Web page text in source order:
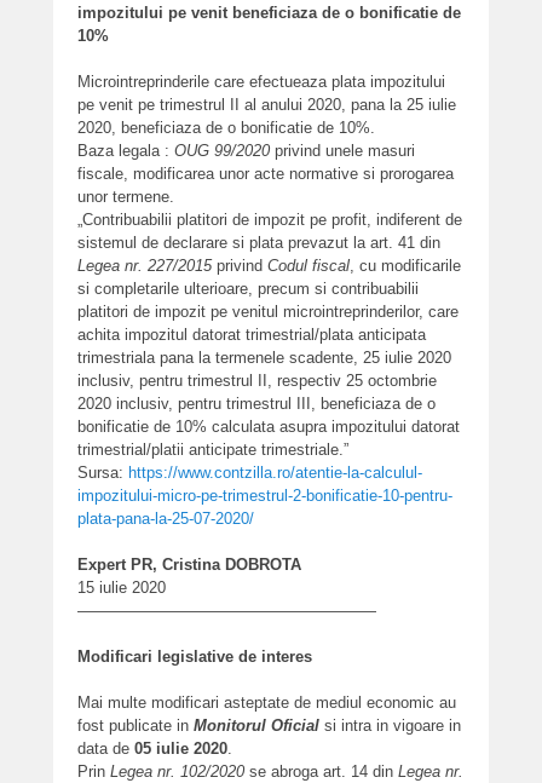
impozitului pe venit beneficiaza de o bonificatie de
10%
Microintreprinderile care efectueaza plata impozitului
pe venit pe trimestrul II al anului 2020, pana la 25 iulie
2020, beneficiaza de o bonificatie de 10%.
Baza legala : OUG 99/2020 privind unele masuri
fiscale, modificarea unor acte normative si prorogarea
unor termene.
„Contribuabilii platitori de impozit pe profit, indiferent de
sistemul de declarare si plata prevazut la art. 41 din
Legea nr. 227/2015privind Codul fiscal , cu modificarile
si completarile ulterioare, precum si contribuabilii
platitori de impozit pe venitul microintreprinderilor, care
achita impozitul datorat trimestrial/plata anticipata
trimestriala pana la termenele scadente, 25 iulie 2020
inclusiv, pentru trimestrul II, respectiv 25 octombrie
2020 inclusiv, pentru trimestrul III, beneficiaza de o
bonificatie de 10% calculata asupra impozitului datorat
trimestrial/platii anticipate trimestriale.”
Sursa: https://www.contzilla.ro/atentie-la-calculul-
impozitului-micro-pe-trimestrul-2-bonificatie-10-pentru-
plata-pana-la-25-07-2020/
Expert PR, Cristina DOBROTA
15 iulie 2020
———————————————————
Modificari legislative de interes
Mai multe modificari asteptate de mediul economic au
fost publicate in Monitorul Oficial si intra in vigoare in
data de 05 iulie 2020
Prin Legea nr. 102/2020 se abroga art. 14 din Legea nr.